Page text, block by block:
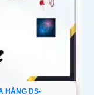
HÀNG DS-